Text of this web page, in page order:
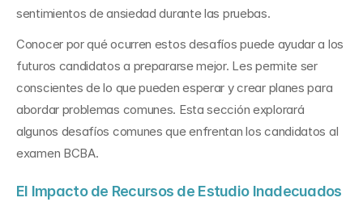
sentimientos de ansiedad durante las pruebas.
Conocer por qué ocurren estos desafíos puede ayudar a los
futuros candidatos a prepararse mejor. Les permite ser
conscientes de lo que pueden esperar y crear planes para
abordar problemas comunes. Esta sección explorará
algunos desafíos comunes que enfrentan los candidatos al
examen BCBA.
El Impacto de Recursos de Estudio Inadecuados